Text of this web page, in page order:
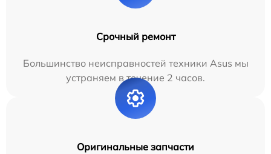
Срочный ремонт
Большинство неисправностей техники Asus мы
устраняем в течение 2 часов.
Оригинальные запчасти